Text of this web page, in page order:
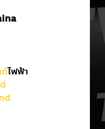
์ไฟฟ้า